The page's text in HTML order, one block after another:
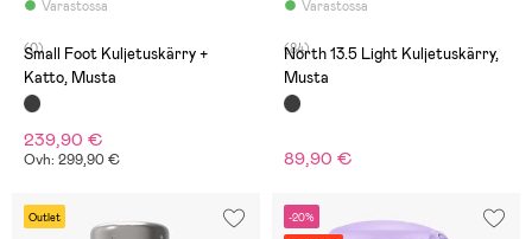
Varastossa
(0)
Small Foot Kuljetuskärry +
Katto, Musta
239,90 €
Ovh: 299,90 €
Varastossa
(84)
North 13.5 Light Kuljetuskärry,
Musta
89,90 €
Outlet -20%